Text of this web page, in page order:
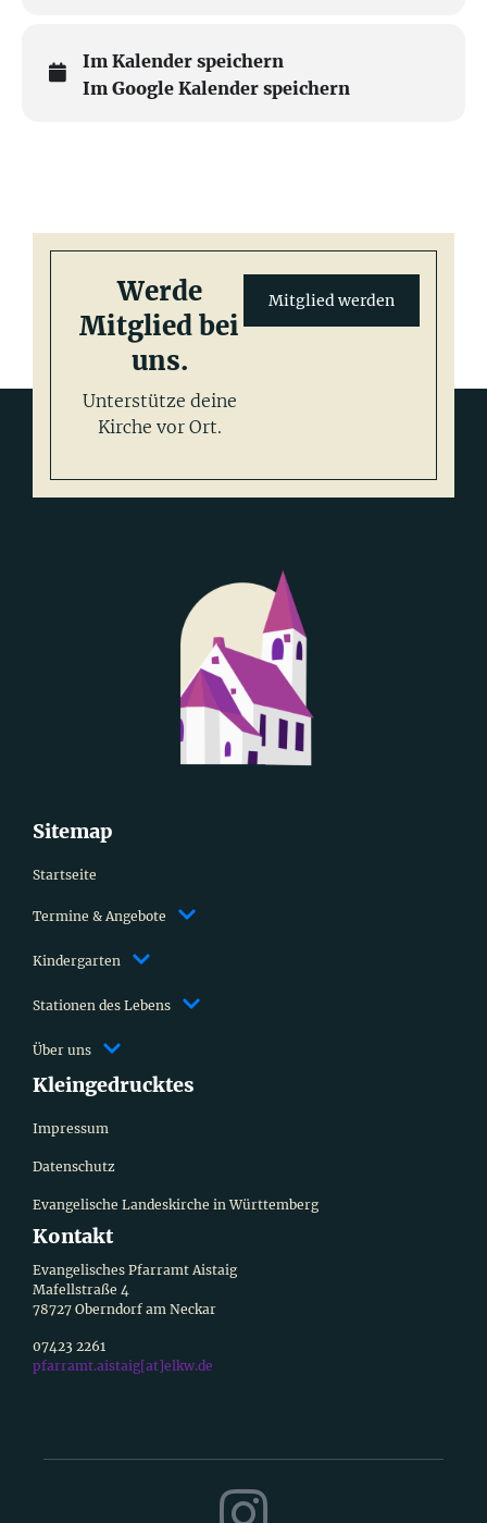
Im Kalender speichern
Im Google Kalender speichern
Werde
Mitglied bei
uns.
Unterstütze deine
Kirche vor Ort.
Mitglied werden
Sitemap
Startseite
Termine & Angebote
Kindergarten
Stationen des Lebens
Über uns
Kleingedrucktes
Impressum
Datenschutz
Evangelische Landeskirche in Württemberg
Kontakt
Evangelisches Pfarramt Aistaig
Mafellstraße 4
78727 Oberndorf am Neckar
07423 2261
pfarramt.aistaig[at]elkw.de